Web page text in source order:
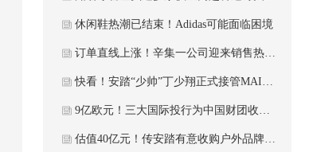
休闲鞋热潮已结束！Adidas可能面临困境
订单直线上涨！辛集一公司迎来销售热潮！这家制革企业获国际认证